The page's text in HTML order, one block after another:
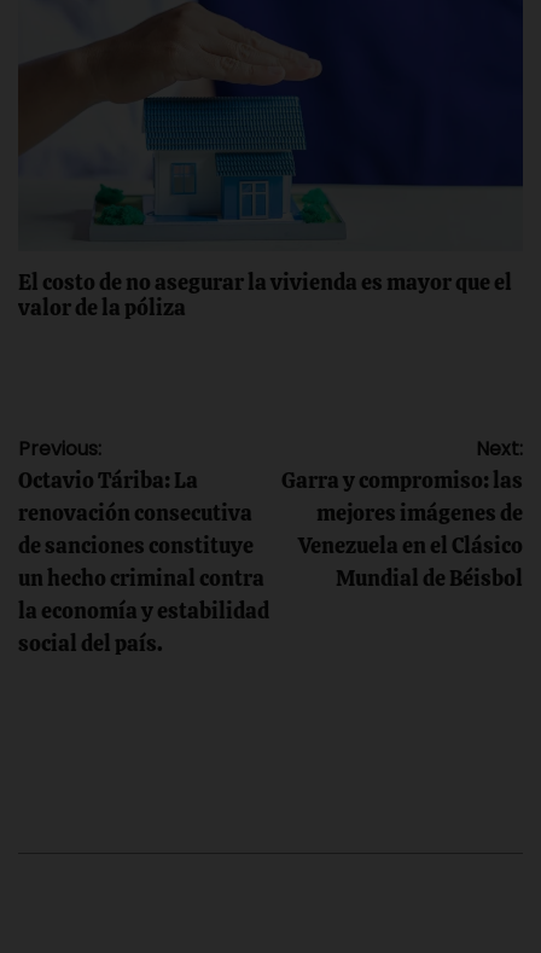
El costo de no asegurar la vivienda es mayor que el
valor de la póliza
Navegación
de
entradas
Previous:
Octavio Táriba: La
renovación consecutiva
de sanciones constituye
un hecho criminal contra
la economía y estabilidad
social del país.
Next:
Garra y compromiso: las
mejores imágenes de
Venezuela en el Clásico
Mundial de Béisbol